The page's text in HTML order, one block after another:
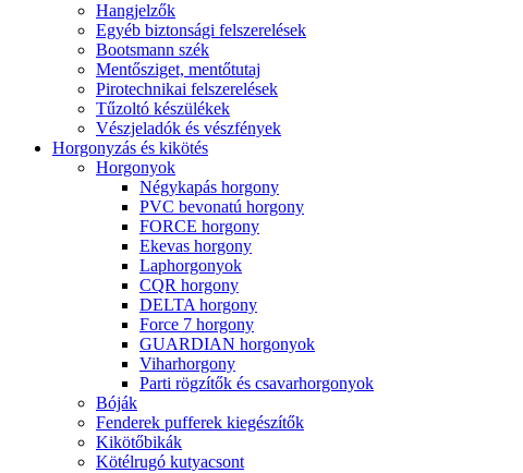
Hangjelzők
Egyéb biztonsági felszerelések
Bootsmann szék
Mentősziget, mentőtutaj
Pirotechnikai felszerelések
Tűzoltó készülékek
Vészjeladók és vészfények
Horgonyzás és kikötés
Horgonyok
Négykapás horgony
PVC bevonatú horgony
FORCE horgony
Ekevas horgony
Laphorgonyok
CQR horgony
DELTA horgony
Force 7 horgony
GUARDIAN horgonyok
Viharhorgony
Parti rögzítők és csavarhorgonyok
Bóják
Fenderek pufferek kiegészítők
Kikötőbikák
Kötélrugó kutyacsont